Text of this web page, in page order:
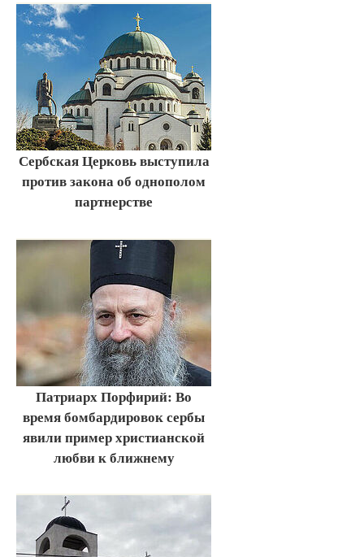
Сербская Церковь выступила
против закона об однополом
партнерстве
Патриарх Порфирий: Во
время бомбардировок сербы
явили пример христианской
любви к ближнему